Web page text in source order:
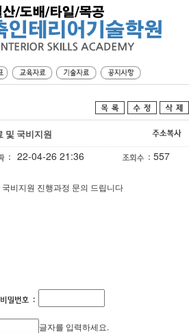
및 국비지원
22-04-26 21:36 557
비지원 진행과정 문의 드립니다
글자를 입력하세요.